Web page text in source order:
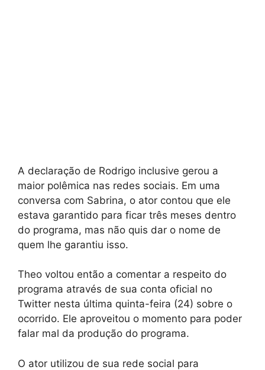
A declaração de Rodrigo inclusive gerou a
maior polêmica nas redes sociais. Em uma
conversa com Sabrina, o ator contou que ele
estava garantido para ficar três meses dentro
do programa, mas não quis dar o nome de
quem lhe garantiu isso.
Theo voltou então a comentar a respeito do
programa através de sua conta oficial no
Twitter nesta última quinta-feira (24) sobre o
ocorrido. Ele aproveitou o momento para poder
falar mal da produção do programa.
O ator utilizou de sua rede social para